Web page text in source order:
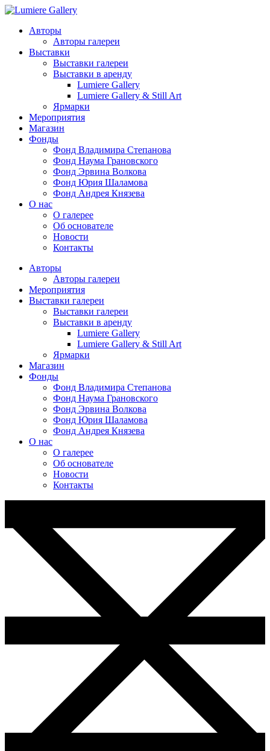
Авторы
Авторы галереи
Выставки
Выставки галереи
Выставки в аренду
Lumiere Gallery
Lumiere Gallery & Still Art
Ярмарки
Мероприятия
Магазин
Фонды
Фонд Владимира Степанова
Фонд Наума Грановского
Фонд Эрвина Волкова
Фонд Юрия Шаламова
Фонд Андрея Князева
О нас
О галерее
Об основателе
Новости
Контакты
Авторы
Авторы галереи
Мероприятия
Выставки галереи
Выставки галереи
Выставки в аренду
Lumiere Gallery
Lumiere Gallery & Still Art
Ярмарки
Магазин
Фонды
Фонд Владимира Степанова
Фонд Наума Грановского
Фонд Эрвина Волкова
Фонд Юрия Шаламова
Фонд Андрея Князева
О нас
О галерее
Об основателе
Новости
Контакты